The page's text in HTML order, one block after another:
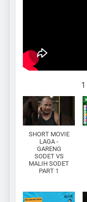
1
SHORT MOVIE
LAGA -
GARENG
SODET VS
MALIH SODET
PART 1